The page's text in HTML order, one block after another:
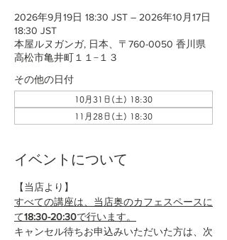
2026年9月19日 18:30 JST – 2026年10月17日
18:30 JST
本屋ルヌガンガ, 日本、〒760-0050 香川県
高松市亀井町１１−１３
その他の日付
10月31日(土) 18:30
11月28日(土) 18:30
イベントについて
【当店より】
すべての講座は、当店奥のカフェスペースに
て18:30-20:30で行います。
キャンセル待ちお申込みいただいた方は、次